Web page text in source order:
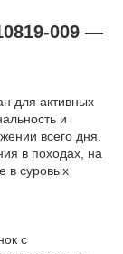
009 —
для активных
и
всего дня.
в походах, на
в суровых
с